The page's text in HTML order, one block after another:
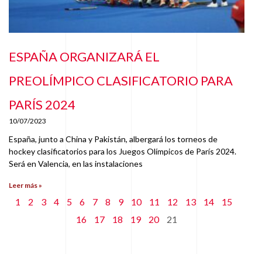
ESPAÑA ORGANIZARÁ EL
PREOLÍMPICO CLASIFICATORIO PARA
PARÍS 2024
10/07/2023
España, junto a China y Pakistán, albergará los torneos de
hockey clasificatorios para los Juegos Olímpicos de París 2024.
Será en Valencia, en las instalaciones
Leer más »
1 2 3 4 5 6 7 8 9 10 11 12 13 14
15
16
17 18 19 20 21